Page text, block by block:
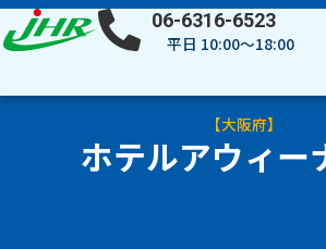
内
容
06-6316-6523
平日 10:00～18:00
【大阪府】
ホテルアウィー